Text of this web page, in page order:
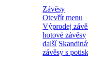
Závěsy
Otevřít menu
Výprodej
hotové závěsy
další
závěsy s